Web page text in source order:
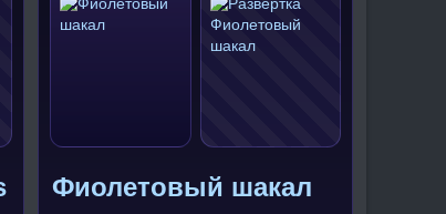
Фиолетовый шакал